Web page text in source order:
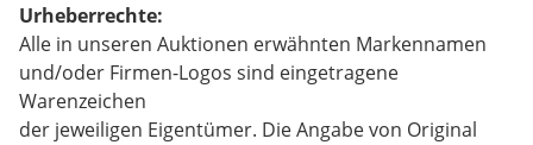
Urheberrechte:
Alle in unseren Auktionen erwähnten Markennamen
und/oder Firmen-Logos sind eingetragene
Warenzeichen
der jeweiligen Eigentümer. Die Angabe von Original